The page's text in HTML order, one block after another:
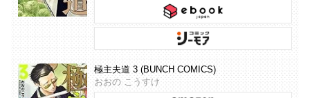
極主夫道 3 (BUNCH COMICS)
おおの こうすけ